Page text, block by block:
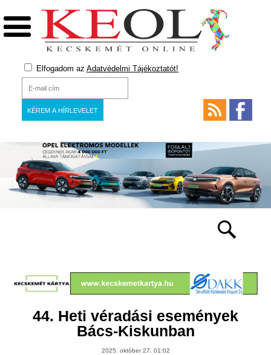
Elfogadom az Adatvédelmi Tájékoztatót!
44. Heti véradási események
Bács-Kiskunban
2025. október 27. 01:02